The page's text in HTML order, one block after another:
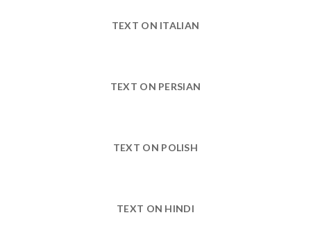
TEXT ON ITALIAN
TEXT ON PERSIAN
TEXT ON POLISH
TEXT ON HINDI